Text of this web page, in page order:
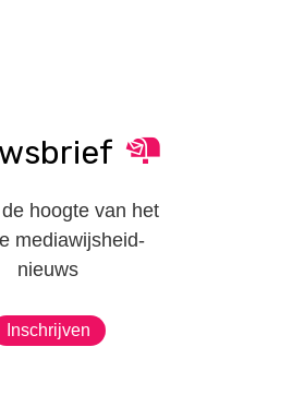
hoogte van het
mediawijsheid-
nieuws
Inschrijven